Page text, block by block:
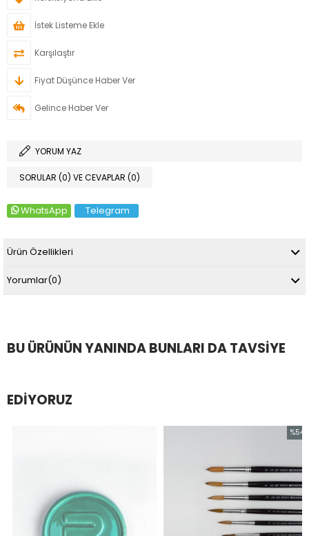
İstek Listeme Ekle
Karşılaştır
Fiyat Düşünce Haber Ver
Gelince Haber Ver
YORUM YAZ
SORULAR (0) VE CEVAPLAR (0)
WhatsApp Telegram
Ürün Özellikleri
Yorumlar(0)
BU ÜRÜNÜN YANINDA BUNLARI DA TAVSIYE
EDIYORUZ
%54